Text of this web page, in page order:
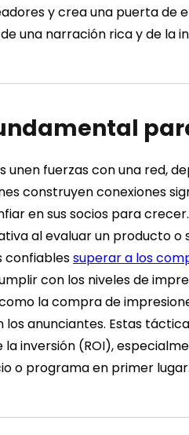
y crea una puerta de
una narración rica y de la
unen fuerzas con una red,
construyen conexiones
en sus socios para crecer.
al evaluar un producto o
confiablessuperar a los
con los niveles de
la compra de
anunciantes. Estas
inversión (ROI),
o programa en primer lugar.